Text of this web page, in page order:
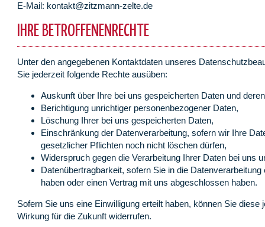
E-Mail: kontakt@zitzmann-zelte.de
IHRE BETROFFENENRECHTE
Unter den angegebenen Kontaktdaten unseres
Sie jederzeit folgende Rechte ausüben:
Auskunft über Ihre bei uns gespeicherten Daten und
Berichtigung unrichtiger personenbezogener Daten,
Löschung Ihrer bei uns gespeicherten Daten,
Einschränkung der Datenverarbeitung, sofern wir Ihre
gesetzlicher Pflichten noch nicht löschen dürfen,
Widerspruch gegen die Verarbeitung Ihrer Daten bei uns
Datenübertragbarkeit, sofern Sie in die Datenverarbeitung
haben oder einen Vertrag mit uns abgeschlossen haben.
Sofern Sie uns eine Einwilligung erteilt haben, können Sie diese
Wirkung für die Zukunft widerrufen.